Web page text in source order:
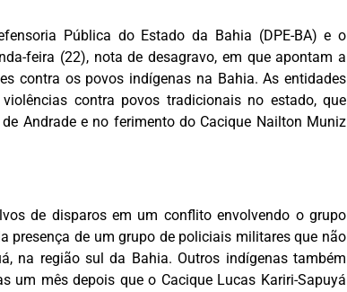
Pública do Estado da Bahia (DPE-BA) e o
feira (22), nota de desagravo, em que apontam a
contra os povos indígenas na Bahia. As entidades
contra povos tradicionais no estado, que
Andrade e no ferimento do Cacique Nailton Muniz
de disparos em um conflito envolvendo o grupo
presença de um grupo de policiais militares que não
na região sul da Bahia. Outros indígenas também
um mês depois que o Cacique Lucas Kariri-Sapuyá